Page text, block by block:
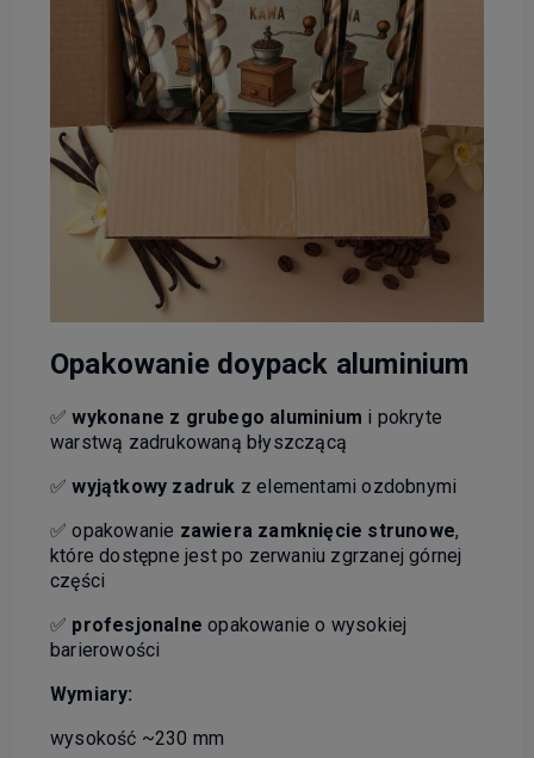
Opakowanie doypack aluminium
✅wykonane z grubego aluminium i pokryte
warstwą zadrukowaną błyszczącą
✅wyjątkowy zadruk z elementami ozdobnymi
✅ opakowanie zawiera zamknięcie strunowe,
które dostępne jest po zerwaniu zgrzanej górnej
części
✅ profesjonalne opakowanie o wysokiej
barierowości
Wymiary:
wysokość ~230 mm